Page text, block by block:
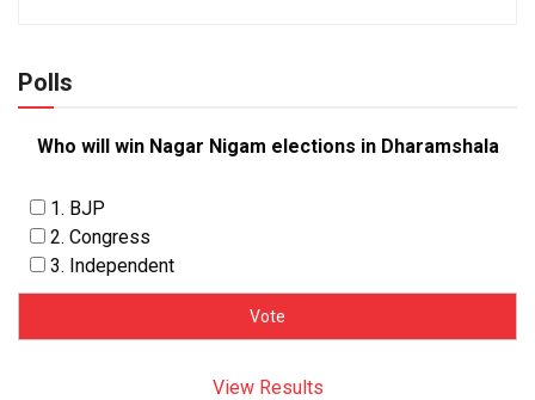
Polls
Who will win Nagar Nigam elections in Dharamshala
1. BJP
2. Congress
3. Independent
View Results